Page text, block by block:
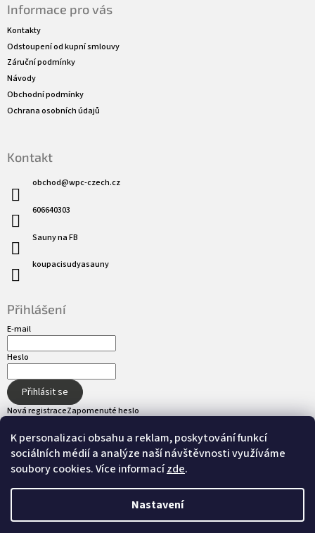
K personalizaci obsahu a reklam, poskytování funkcí
sociálních médií a analýze naší návštěvnosti využíváme
soubory cookies. Více informacízde.
Nastavení
Informace pro vás
Kontakty
Odstoupení od kupní smlouvy
Záruční podmínky
Návody
Obchodní podmínky
Ochrana osobních údajů
Kontakt
obchod@wpc-czech.cz
606640303
Sauny na FB
koupacisudyasauny
Přihlášení
E-mail
Heslo
Přihlásit se
Nová registraceZapomenuté heslo
Přijímáme online platby